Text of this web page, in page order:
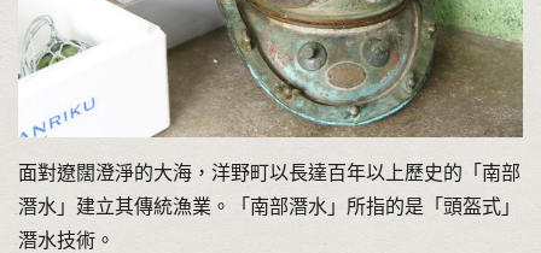
面對遼闊澄淨的大海，洋野町以長達百年以上歷史的「南部
潛水」建立其傳統漁業。「南部潛水」所指的是「頭盔式」
潛水技術。